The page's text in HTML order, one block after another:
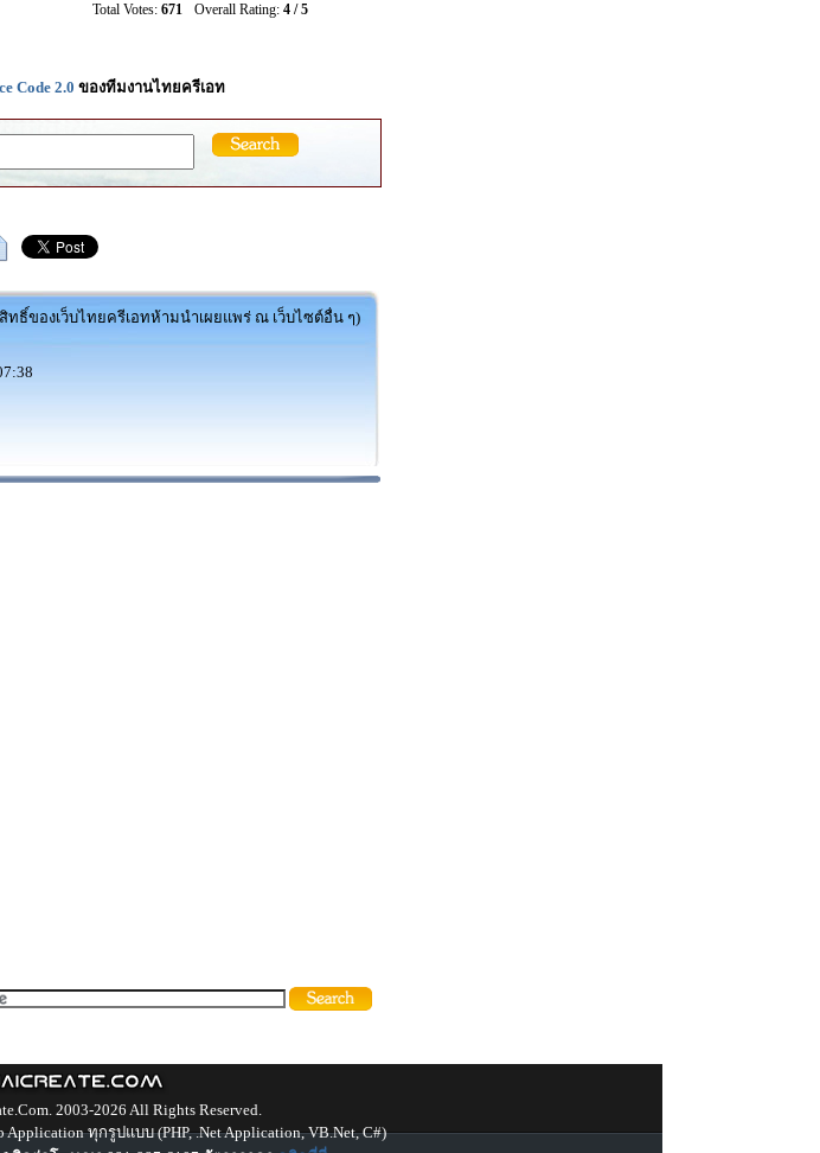
Total Votes: 671 Overall Rating: 4 / 5
Code 2.0 ของทีมงานไทยครีเอท
สิทธิ์ของเว็บไทยครีเอทห้ามนำเผยแพร่ ณ เว็บไซต์อื่น ๆ)
2003-2026 All Rights Reserved.
ทุกรูปแบบ (PHP, .Net Application, VB.Net, C#)